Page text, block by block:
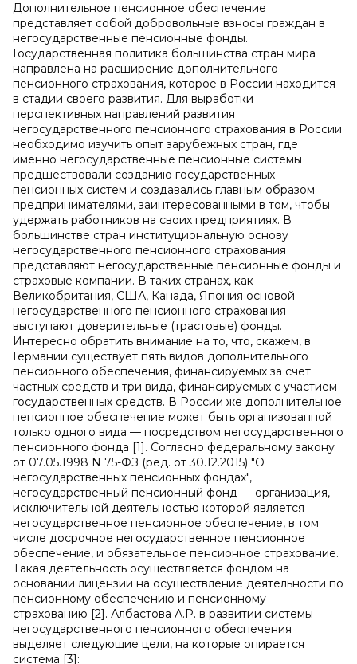
Дополнительное пенсионное обеспечение
представляет собой добровольные взносы граждан в
негосударственные пенсионные фонды.
Государственная политика большинства стран мира
направлена на расширение дополнительного
пенсионного страхования, которое в России находится
в стадии своего развития. Для выработки
перспективных направлений развития
негосударственного пенсионного страхования в России
необходимо изучить опыт зарубежных стран, где
именно негосударственные пенсионные системы
предшествовали созданию государственных
пенсионных систем и создавались главным образом
предпринимателями, заинтересованными в том, чтобы
удержать работников на своих предприятиях. В
большинстве стран институциональную основу
негосударственного пенсионного страхования
представляют негосударственные пенсионные фонды и
страховые компании. В таких странах, как
Великобритания, США, Канада, Япония основой
негосударственного пенсионного страхования
выступают доверительные (трастовые) фонды.
Интересно обратить внимание на то, что, скажем, в
Германии существует пять видов дополнительного
пенсионного обеспечения, финансируемых за счет
частных средств и три вида, финансируемых с участием
государственных средств. В России же дополнительное
пенсионное обеспечение может быть организованной
только одного вида — посредством негосударственного
пенсионного фонда [1]. Согласно федеральному закону
от 07.05.1998 N 75-ФЗ (ред. от 30.12.2015) "О
негосударственных пенсионных фондах",
негосударственный пенсионный фонд — организация,
исключительной деятельностью которой является
негосударственное пенсионное обеспечение, в том
числе досрочное негосударственное пенсионное
обеспечение, и обязательное пенсионное страхование.
Такая деятельность осуществляется фондом на
основании лицензии на осуществление деятельности по
пенсионному обеспечению и пенсионному
страхованию [2]. Албастова А.Р. в развитии системы
негосударственного пенсионного обеспечения
выделяет следующие цели, на которые опирается
система [3]: